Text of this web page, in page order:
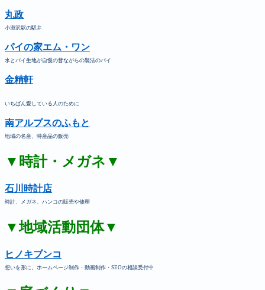
丸政
小淵沢駅の駅弁
パイの家エム・ワン
水とパイ生地が自慢の昔ながらの製法のパイ
金精軒
いちばん愛している人のために
南アルプスのふもと
地域の名産、特産品の販売
▼時計・メガネ▼
石川時計店
時計、メガネ、ハンコの販売や修理
▼地域活動団体▼
ヒノキブンコ
想いを形に。ホームページ制作・動画制作・SEOの相談受付中